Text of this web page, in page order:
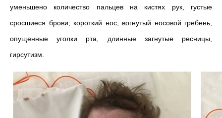
уменьшено количество пальцев на кистях рук, густые
сросшиеся брови, короткий нос, вогнутый носовой гребень,
опущенные уголки рта, длинные загнутые ресницы,
гирсутизм.